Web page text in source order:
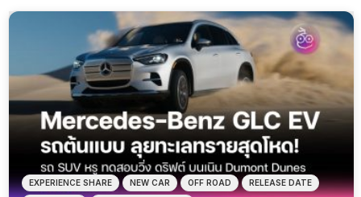
EXPERIENCE SHARE NEW CAR OFF ROAD RELEASE DATE